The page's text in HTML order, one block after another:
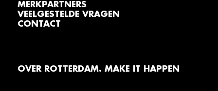
MERKPARTNERS
VEELGESTELDE VRAGEN
CONTACT
OVER ROTTERDAM. MAKE IT HAPPEN